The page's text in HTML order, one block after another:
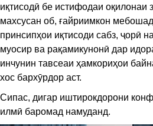
иқтисодӣ бе истифодаи оқилонаи
махсусан об, ғайриимкон
принсипҳои иқтисоди сабз, ҷорӣ
муосир ва рақамикунонӣ дар
инчунин тавсеаи ҳамкориҳои
хос бархӯрдор аст.
Сипас, дигар иштирокдорони
илмӣ баромад намуданд.